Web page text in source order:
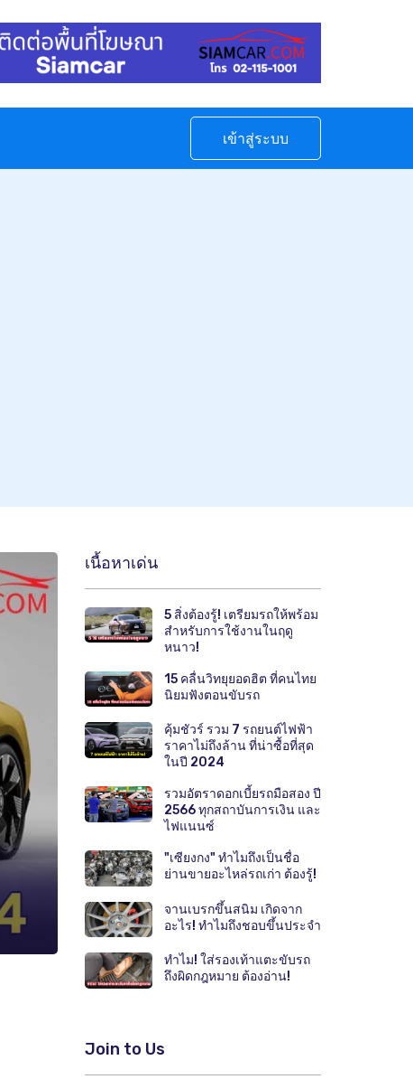
เข้าสู่ระบบ
เนื้อหาเด่น
5 สิ่งต้องรู้! เตรียมรถให้พร้อม
สำหรับการใช้งานในฤดู
หนาว!
15 คลื่นวิทยุยอดฮิต ที่คนไทย
นิยมฟังตอนขับรถ
คุ้มชัวร์ รวม 7 รถยนต์ไฟฟ้า
ราคาไม่ถึงล้าน ที่น่าซื้อที่สุด
ในปี 2024
รวมอัตราดอกเบี้ยรถมือสอง ปี
2566 ทุกสถาบันการเงิน และ
ไฟแนนซ์
"เซียงกง" ทำไมถึงเป็นชื่อ
ย่านขายอะไหล่รถเก่า ต้องรู้!
จานเบรกขึ้นสนิม เกิดจาก
อะไร! ทำไมถึงชอบขึ้นประจำ
ทำไม! ใส่รองเท้าแตะขับรถ
ถึงผิดกฎหมาย ต้องอ่าน!
Join to Us